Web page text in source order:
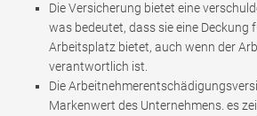
Die Versicherung bietet eine
was bedeutet, dass sie eine Deckung
Arbeitsplatz bietet, auch wenn der
verantwortlich ist.
Die
Markenwert des Unternehmens. es